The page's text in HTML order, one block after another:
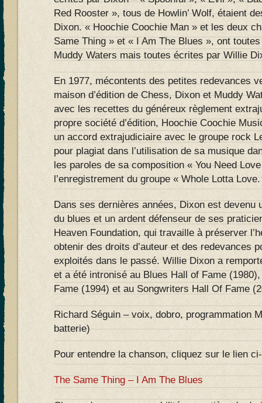
Red Rooster », tous de Howlin’ Wolf, étaient
Dixon. « Hoochie Coochie Man » et les deux
Same Thing » et « I Am The Blues », ont
Muddy Waters mais toutes écrites par Willie
En 1977, mécontents des petites redevances
maison d’édition de Chess, Dixon et Muddy
avec les recettes du généreux règlement
propre société d’édition, Hoochie Coochie
un accord extrajudiciaire avec le groupe rock
pour plagiat dans l’utilisation de sa musique
les paroles de sa composition « You Need
l’enregistrement du groupe « Whole Lotta
Dans ses dernières années, Dixon est devenu
du blues et un ardent défenseur de ses
Heaven Foundation, qui travaille à préserver
obtenir des droits d’auteur et des redevances
exploités dans le passé. Willie Dixon a
et a été intronisé au Blues Hall of Fame
Fame (1994) et au Songwriters Hall Of Fame
Richard Séguin – voix, dobro, programmation
batterie)
Pour entendre la chanson, cliquez sur le lien
The Same Thing – I Am The Blues